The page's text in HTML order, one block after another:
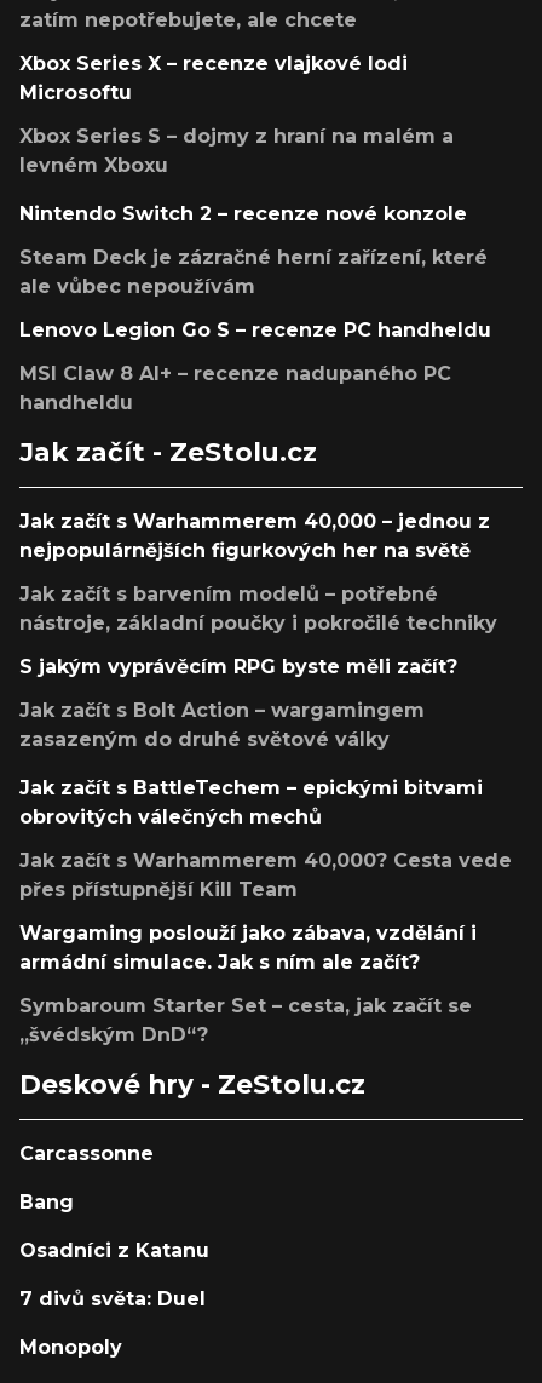
zatím nepotřebujete, ale chcete
Xbox Series X – recenze vlajkové lodi
Microsoftu
Xbox Series S – dojmy z hraní na malém a
levném Xboxu
Nintendo Switch 2 – recenze nové konzole
Steam Deck je zázračné herní zařízení, které
ale vůbec nepoužívám
Lenovo Legion Go S – recenze PC handheldu
MSI Claw 8 AI+ – recenze nadupaného PC
handheldu
Jak začít - ZeStolu.cz
Jak začít s Warhammerem 40,000 – jednou z
nejpopulárnějších figurkových her na světě
Jak začít s barvením modelů – potřebné
nástroje, základní poučky i pokročilé techniky
S jakým vyprávěcím RPG byste měli začít?
Jak začít s Bolt Action – wargamingem
zasazeným do druhé světové války
Jak začít s BattleTechem – epickými bitvami
obrovitých válečných mechů
Jak začít s Warhammerem 40,000? Cesta vede
přes přístupnější Kill Team
Wargaming poslouží jako zábava, vzdělání i
armádní simulace. Jak s ním ale začít?
Symbaroum Starter Set – cesta, jak začít se
„švédským DnD“?
Deskové hry - ZeStolu.cz
Carcassonne
Bang
Osadníci z Katanu
7 divů světa: Duel
Monopoly